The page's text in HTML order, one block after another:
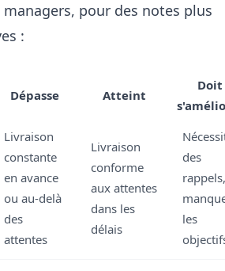
pour des notes plus
:
Dépasse Atteint
Doit
Livraison
constante
en avance
ou au-delà
des
attentes
Livraison
conforme
aux attentes
dans les
délais
des
rappels,
les